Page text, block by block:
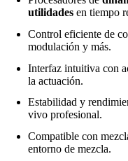
utilidades en tiempo
Control eficiente de
modulación y más.
Interfaz intuitiva con
la actuación.
Estabilidad y
vivo profesional.
Compatible con
entorno de mezcla.